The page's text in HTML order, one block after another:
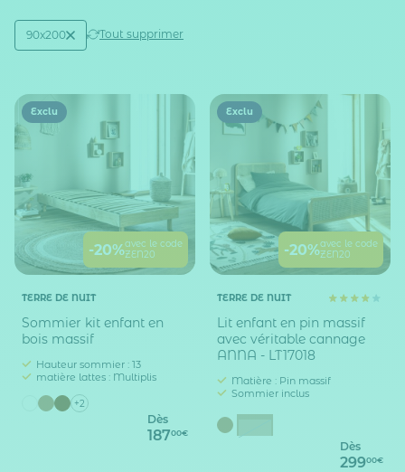
Active filtering (1)
Taille sommier / lit (en cm)
90x200 Tout supprimer
Exclu
-20%avec le code
ZEN20
TERRE DE NUIT
Sommier kit enfant en
bois massif
Hauteur sommier : 13
matière lattes : Multiplis
+2
Dès
18700€
Exclu
-20%avec le code
ZEN20
TERRE DE NUIT
Lit enfant en pin massif
avec véritable cannage
ANNA - LT17018
Matière : Pin massif
Sommier inclus
Dès
29900€